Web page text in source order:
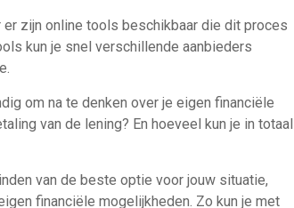
er zijn online tools beschikbaar die dit proces
kun je snel verschillende aanbieders
om na te denken over je eigen financiële
van de lening? En hoeveel kun je in totaal
van de beste optie voor jouw situatie,
financiële mogelijkheden. Zo kun je met